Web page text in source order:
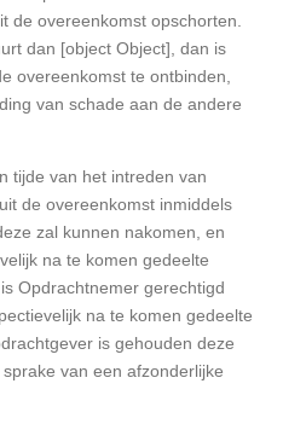
de overeenkomst opschorten.
dan [object Object], dan is
overeenkomst te ontbinden,
van schade aan de andere
tijde van het intreden van
de overeenkomst inmiddels
zal kunnen nakomen, en
na te komen gedeelte
Opdrachtnemer gerechtigd
na te komen gedeelte
is gehouden deze
van een afzonderlijke